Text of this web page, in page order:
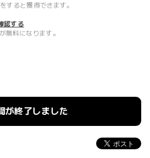
すると獲得できます。
認する
無料になります。
が終了しました